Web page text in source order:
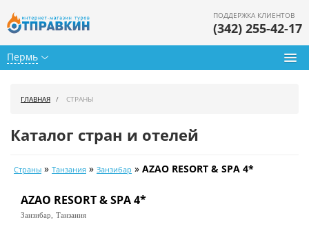
Пермь
ПОДДЕРЖКА КЛИЕНТОВ
(342) 255-42-17
Календарь туров
Цены дня
ГЛАВНАЯ СТРАНЫ
Каталог стран и отелей
Страны » Танзания » Занзибар » AZAO RESORT & SPA 4*
AZAO RESORT & SPA 4*
Занзибар, Танзания